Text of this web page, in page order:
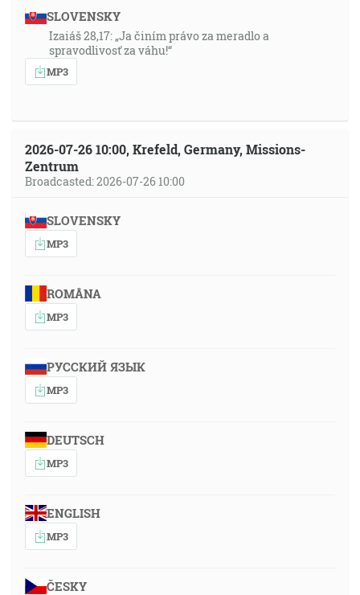
SLOVENSKY
Izaiáš 28,17: „Ja činím právo za meradlo a
spravodlivosť za váhu!“
MP3
2026-07-26 10:00, Krefeld, Germany, Missions-
Zentrum
Broadcasted: 2026-07-26 10:00
SLOVENSKY
MP3
ROMÂNA
MP3
РУССКИЙ ЯЗЫК
MP3
DEUTSCH
MP3
ENGLISH
MP3
ČESKY